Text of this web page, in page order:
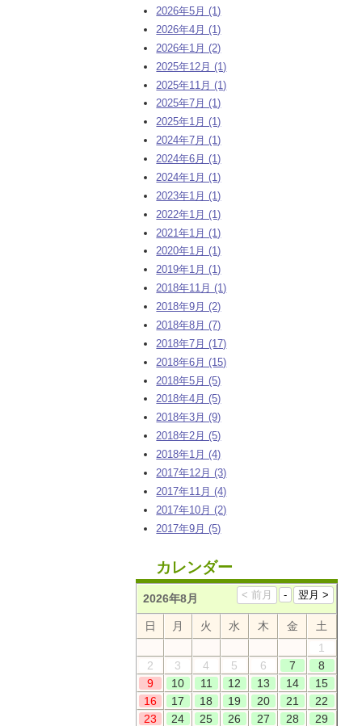
2026年5月 (1)
2026年4月 (1)
2026年1月 (2)
2025年12月 (1)
2025年11月 (1)
2025年7月 (1)
2025年1月 (1)
2024年7月 (1)
2024年6月 (1)
2024年1月 (1)
2023年1月 (1)
2022年1月 (1)
2021年1月 (1)
2020年1月 (1)
2019年1月 (1)
2018年11月 (1)
2018年9月 (2)
2018年8月 (7)
2018年7月 (17)
2018年6月 (15)
2018年5月 (5)
2018年4月 (5)
2018年3月 (9)
2018年2月 (5)
2018年1月 (4)
2017年12月 (3)
2017年11月 (4)
2017年10月 (2)
2017年9月 (5)
カレンダー
2026年8月
日 月 火 水 木 金
土
1
2
3 4 5 6 7
8
9
10 11 12 13 14
15
16
17 18 19 20 21
22
23
24 25 26 27 28
29